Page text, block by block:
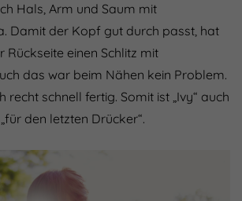
Hals, Arm und Saum mit
Damit der Kopf gut durch passt, hat
Rückseite einen Schlitz mit
das war beim Nähen kein Problem.
recht schnell fertig. Somit ist „Ivy“ auch
den letzten Drücker“.